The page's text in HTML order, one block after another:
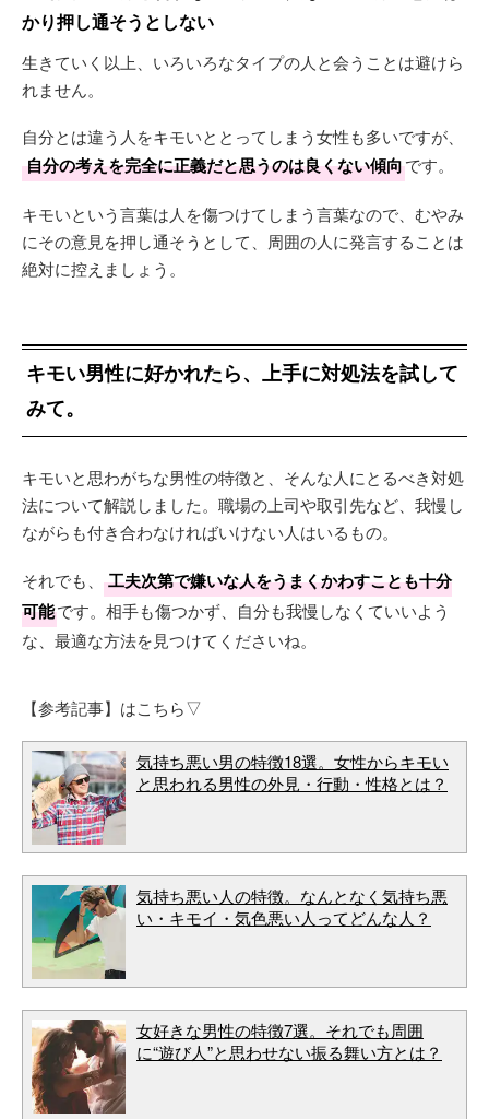
かり押し通そうとしない
生きていく以上、いろいろなタイプの人と会うことは避けら
れません。
自分とは違う人をキモいととってしまう女性も多いですが、
自分の考えを完全に正義だと思うのは良くない傾向です。
キモいという言葉は人を傷つけてしまう言葉なので、むやみ
にその意見を押し通そうとして、周囲の人に発言することは
絶対に控えましょう。
キモい男性に好かれたら、上手に対処法を試して
みて。
キモいと思わがちな男性の特徴と、そんな人にとるべき対処
法について解説しました。職場の上司や取引先など、我慢し
ながらも付き合わなければいけない人はいるもの。
それでも、
工夫次第で嫌いな人をうまくかわすことも十分
可能です。相手も傷つかず、自分も我慢しなくていいよう
な、最適な方法を見つけてくださいね。
【参考記事】はこちら▽
気持ち悪い男の特徴18選。女性からキモい
と思われる男性の外見・行動・性格とは？
気持ち悪い人の特徴。なんとなく気持ち悪
い・キモイ・気色悪い人ってどんな人？
女好きな男性の特徴7選。それでも周囲
に“遊び人”と思わせない振る舞い方とは？